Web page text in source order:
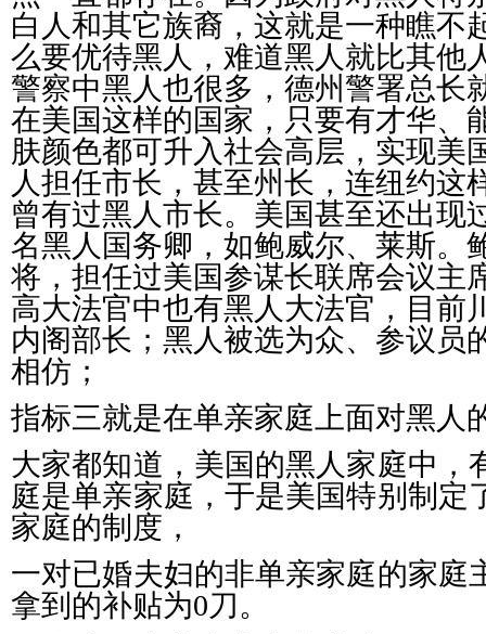
白人和其它族裔，这就是一种瞧不
么要优待黑人，难道黑人就比其他
警察中黑人也很多，德州警署总长
在美国这样的国家，只要有才华、
肤颜色都可升入社会高层，实现美
人担任市长，甚至州长，连纽约这
曾有过黑人市长。美国甚至还出现
名黑人国务卿，如鲍威尔、莱斯。
将，担任过美国参谋长联席会议主
高大法官中也有黑人大法官，目前
内阁部长；黑人被选为众、参议员
相仿；
指标三就是在单亲家庭上面对黑人
大家都知道，美国的黑人家庭中，
庭是单亲家庭，于是美国特别制定
家庭的制度，
一对已婚夫妇的非单亲家庭的家庭
拿到的补贴为0刀。